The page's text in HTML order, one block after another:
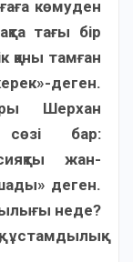
көмуден
тағы бір
қаны тамған
деген.
Шерхан
бар:
жан-
деген.
неде?
ұстамдылық